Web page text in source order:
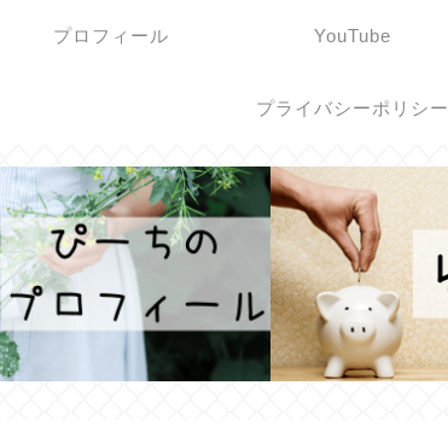
プロフィール YouTube
プライバシーポリシー